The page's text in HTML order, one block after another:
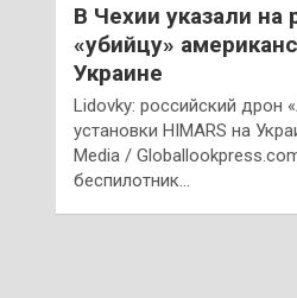
В Чехии указали на
«убийцу»
Украине
Lidovky: российский дрон
установки HIMARS на
Media /
беспилотник…